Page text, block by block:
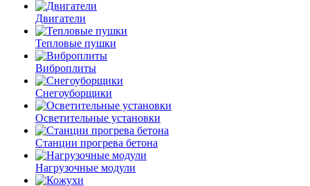
Двигатели
Тепловые пушки
Виброплиты
Снегоуборщики
Осветительные установки
Станции прогрева бетона
Нагрузочные модули